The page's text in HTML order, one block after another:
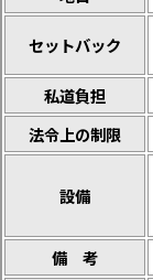
セットバック
私道負担
法令上の制限
設備
備 考